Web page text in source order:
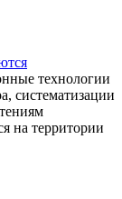
технологии
систематизации
на территории